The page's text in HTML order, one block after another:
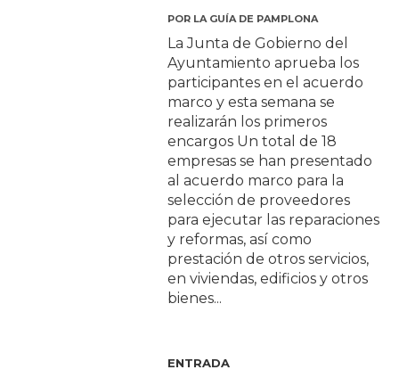
POR LA GUÍA DE PAMPLONA
La Junta de Gobierno del
Ayuntamiento aprueba los
participantes en el acuerdo
marco y esta semana se
realizarán los primeros
encargos Un total de 18
empresas se han presentado
al acuerdo marco para la
selección de proveedores
para ejecutar las reparaciones
y reformas, así como
prestación de otros servicios,
en viviendas, edificios y otros
bienes...
ENTRADA